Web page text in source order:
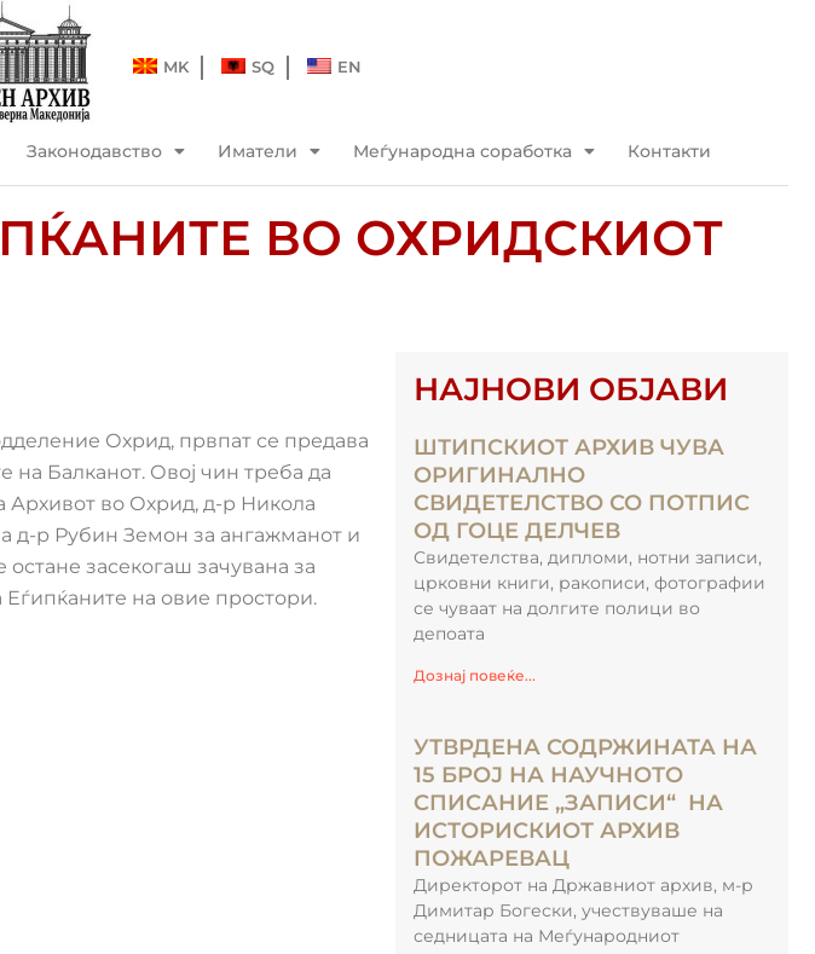
MK SQ EN
Законодавство Иматели Меѓународна соработка Контакти
ВО ОХРИДСКИОТ
Охрид, првпат се предава
на Балканот. Овој чин треба да
Архивот во Охрид, д-р Никола
д-р Рубин Земон за ангажманот и
засекогаш зачувана за
на овие простори.
НАЈНОВИ ОБЈАВИ
ШТИПСКИОТ АРХИВ ЧУВА
ОРИГИНАЛНО
СВИДЕТЕЛСТВО СО ПОТПИС
ОД ГОЦЕ ДЕЛЧЕВ
Свидетелства, дипломи, нотни записи,
црковни книги, ракописи, фотографии
се чуваат на долгите полици во
депоата
Дознај повеќе...
УТВРДЕНА СОДРЖИНАТА НА
15 БРОЈ НА НАУЧНОТО
СПИСАНИЕ „ЗАПИСИ“ НА
ИСТОРИСКИОТ АРХИВ
ПОЖАРЕВАЦ
Директорот на Државниот архив, м-р
Димитар Богески, учествуваше на
седницата на Меѓународниот